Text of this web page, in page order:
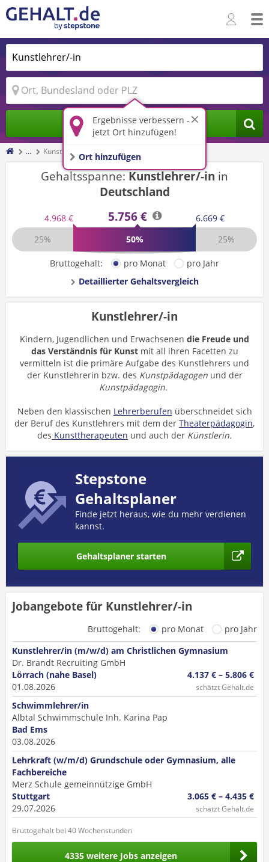
Ergebnisse verbessern -
jetzt Ort hinzufügen!
Ort hinzufügen
Jobs finden
... Kunstlehrer/-in
Gehaltsspanne:Kunstlehrer/-in in
Deutschland
4.968 € 5.756 €
6.669 €
25%
50% 25%
Bruttogehalt: pro Monat
pro Jahr
Detaillierter Gehaltsvergleich
Kunstlehrer/-in
Kindern, Jugendlichen und Erwachsenen die Freude und
das Verständnis für Kunstmit all ihren Facetten zu
vermitteln ist die primäre Aufgabe des Kunstlehrers und
der Kunstlehrerin bzw. des Kunstpädagogenund der
Kunstpädagogin.
Neben den klassischen Lehrerberufen überschneidet sich
der Beruf des Kunstlehrers mit dem der Theaterpädagogin,
des Kunsttherapeuten und auch der Künstlerin.
Stepstone
Gehaltsplaner
Finde jetzt heraus, wie du mehr verdienen
kannst.
Gehaltsplaner starten
Jobangebote für Kunstlehrer/-in
Bruttogehalt: pro Monat
pro Jahr
Kunstlehrer/in (m/w/d) am Christlichen Gymnasium
Dr. Brandt Recruiting GmbH
Lörrach (nahe Basel)
01.08.2026
4.137 € – 5.806 €
schätzt Gehalt.de
Schwimmlehrer/in
Albtal Schwimmschule Inh. Karina Pap
Bad Ems
03.08.2026
Lehrkraft (w/m/d) Grundschule oder Gymnasium, alle
Fachbereiche
Merz Schule gemeinnützige GmbH
Stuttgart
29.07.2026
3.065 € – 4.435 €
schätzt Gehalt.de
Bruttogehalt bei 40 Wochenstunden
4335 weitere Jobs anzeigen